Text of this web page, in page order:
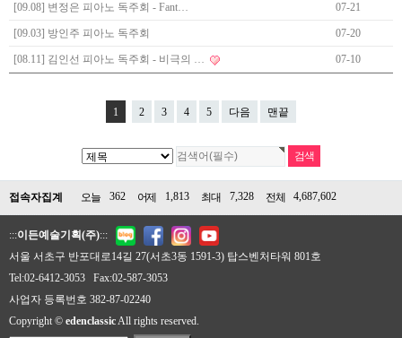
[09.08] 변정은 피아노 독주회 - Fant… 07-21
[09.03] 방인주 피아노 독주회 07-20
[08.11] 김인선 피아노 독주회 - 비극의 … 07-10
1 2 3 4 5 다음 맨끝
접속자집계 오늘 362 어제 1,813 최대 7,328 전체 4,687,602
:::이든예술기획(주):::
서울 서초구 반포대로14길 27(서초3동 1591-3) 탑스벤처타워 801호
Tel:02-6412-3053 Fax:02-587-3053
사업자 등록번호 382-87-02240
Copyright © edenclassicAll rights reserved.